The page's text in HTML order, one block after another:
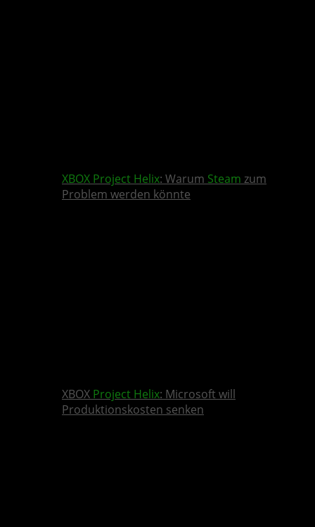
XBOX Project Helix: Warum Steam zum
Problem werden könnte
XBOX Project Helix: Microsoft will
Produktionskosten senken